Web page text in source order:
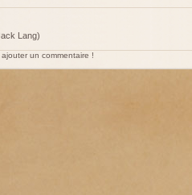
Lang)
un commentaire !